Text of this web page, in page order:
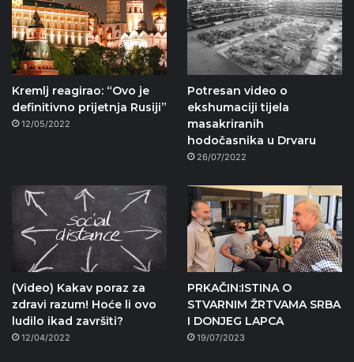
Kremlj reagirao: “Ovo je
definitivno prijetnja Rusiji”
12/05/2022
Potresan video o
ekshumaciji tijela
masakriranih
hodočasnika u Drvaru
26/07/2022
(Video) Kakav poraz za
zdravi razum! Hoće li ovo
ludilo ikad završiti?
12/04/2022
PRKAČIN:ISTINA O
STVARNIM ŽRTVAMA SRBA
I DONJEG LAPCA
19/07/2023